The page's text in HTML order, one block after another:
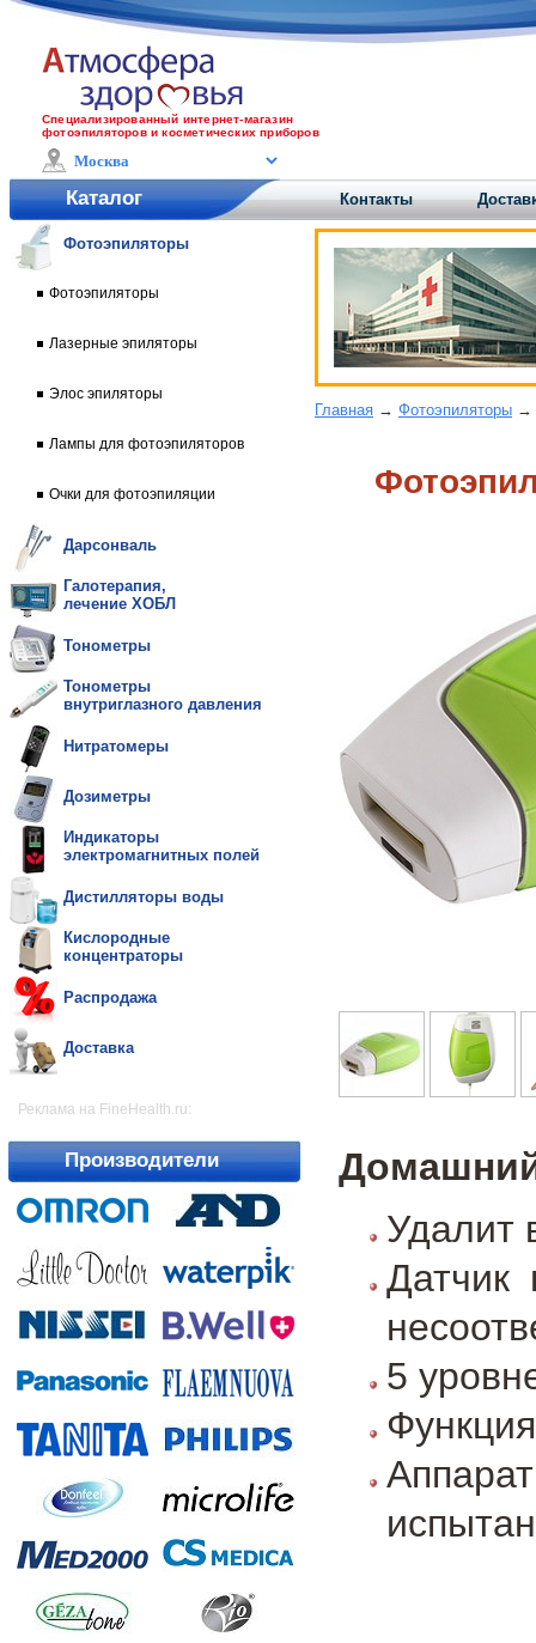
Специализированный интернет-магазин
фотоэпиляторов и косметических приборов
Каталог Контакты
Фотоэпиляторы
Фотоэпиляторы
Лазерные эпиляторы
Элос эпиляторы
Лампы для фотоэпиляторов
Очки для фотоэпиляции
Дарсонваль
Галотерапия,
лечение ХОБЛ
Тонометры
Тонометры
внутриглазного давления
Нитратомеры
Дозиметры
Индикаторы
электромагнитных полей
Дистилляторы воды
Кислородные
концентраторы
Распродажа
Доставка
Реклама на FineHealth.ru:
Производители
Главная → Фотоэпиляторы →
Удалит
Датчик
5